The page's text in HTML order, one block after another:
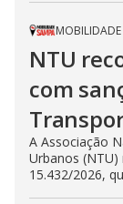
NTU
com
A Associação
Urbanos
15.432/2026,